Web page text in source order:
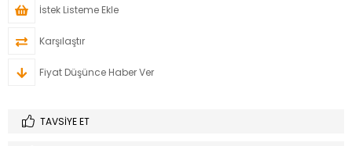
İstek Listeme Ekle
Karşılaştır
Fiyat Düşünce Haber Ver
TAVSIYE ET